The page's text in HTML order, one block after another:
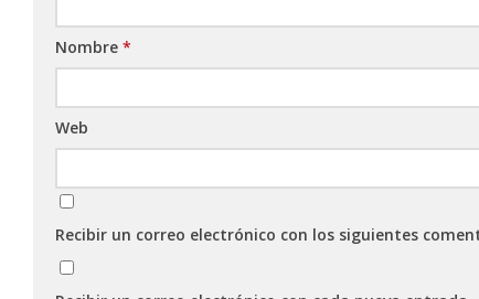
Nombre *
Web
Recibir un correo electrónico con los siguientes